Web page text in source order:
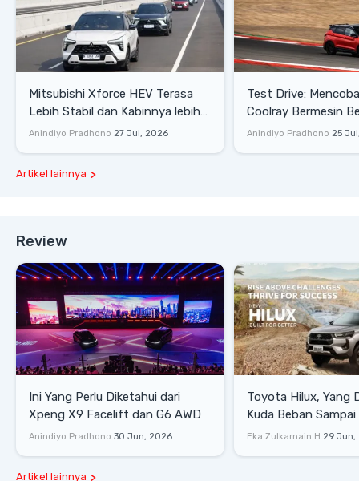
Mitsubishi Xforce HEV Terasa
Lebih Stabil dan Kabinnya lebih
Senyap
Anindiyo Pradhono 27 Jul, 2026
Test Drive: Mencoba Geely
Coolray Bermesin
di Sirkuit Mandalika
Anindiyo Pradhono 25
Artikel lainnya
Review
Ini Yang Perlu Diketahui dari
Xpeng X9 Facelift dan G6 AWD
Anindiyo Pradhono 30 Jun, 2026
Toyota Hilux, Yang
Kuda Beban
Lifestyle
Eka Zulkarnain H 29 Jun,
Artikel lainnya